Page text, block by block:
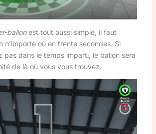
ballonest tout aussi simple, il faut
n’importe où en trente secondes. Si
pas dans le temps imparti, le ballon sera
de là où vous vous trouvez.